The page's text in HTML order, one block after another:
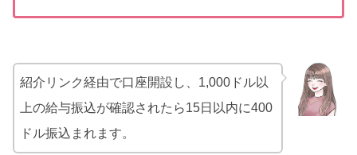
紹介リンク経由で口座開設し、1,000ドル以
上の給与振込が確認されたら15日以内に400
ドル振込まれます。